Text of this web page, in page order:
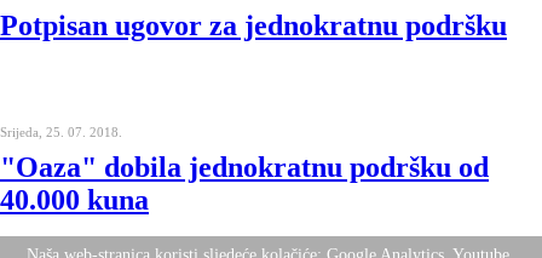
Potpisan ugovor za jednokratnu podršku
Srijeda, 25. 07. 2018.
"Oaza" dobila jednokratnu podršku od
40.000 kuna